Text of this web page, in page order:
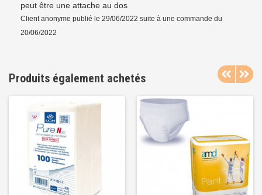
peut être une attache au dos
Client anonyme publié le 29/06/2022 suite à une commande du
20/06/2022
Produits également achetés